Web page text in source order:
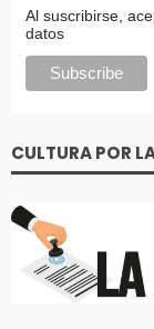
Al suscribirse,
datos
CULTURA POR